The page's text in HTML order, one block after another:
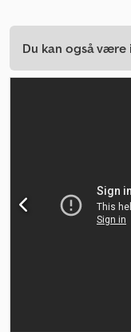
Du kan også være